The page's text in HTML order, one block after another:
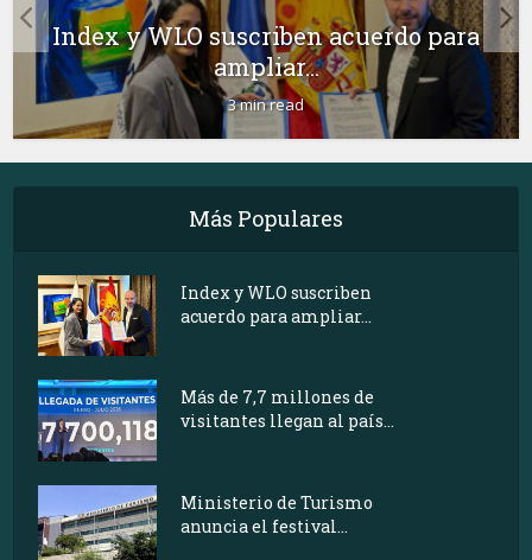
Index y WLO suscriben acuerdo para
ampliar...
3 min read
Más Populares
Index y WLO suscriben
acuerdo para ampliar...
Más de 7,7 millones de
visitantes llegan al país...
Ministerio de Turismo
anuncia el festival...